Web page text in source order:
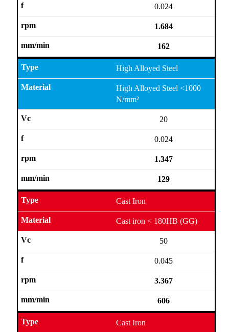
0.024
1.684
162
High Alloyed Steel
High Alloyed Steel <1000
N/mm²
20
0.024
1.347
129
Cast Iron
Cast iron < 180HB (GG)
50
0.045
3.367
606
Cast Iron